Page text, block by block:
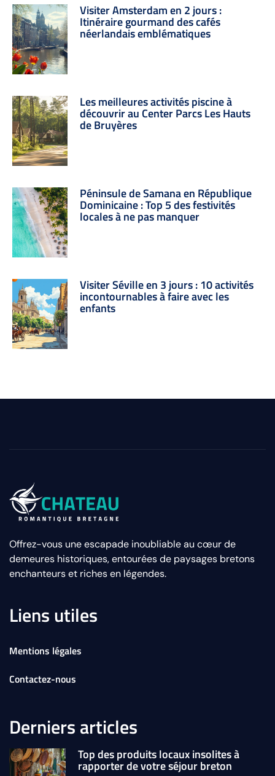
Visiter Amsterdam en 2 jours :
Itinéraire gourmand des cafés
néerlandais emblématiques
Les meilleures activités piscine à
découvrir au Center Parcs Les Hauts
de Bruyères
Péninsule de Samana en République
Dominicaine : Top 5 des festivités
locales à ne pas manquer
Visiter Séville en 3 jours : 10 activités
incontournables à faire avec les
enfants
Offrez-vous une escapade inoubliable au cœur de
demeures historiques, entourées de paysages bretons
enchanteurs et riches en légendes.
Liens utiles
Mentions légales
Contactez-nous
Derniers articles
Top des produits locaux insolites à
rapporter de votre séjour breton